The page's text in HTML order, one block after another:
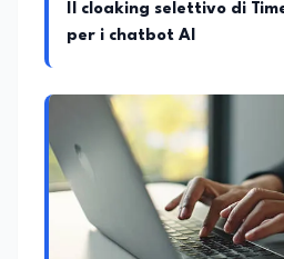
Il cloaking selettivo di
per i chatbot AI